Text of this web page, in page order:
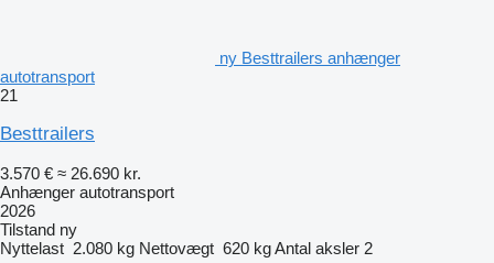
ny Besttrailers anhænger
autotransport
21
Besttrailers
3.570 € ≈ 26.690 kr.
Anhænger autotransport
2026
Tilstand ny
Nyttelast 2.080 kg Nettovægt 620 kgAntal aksler 2